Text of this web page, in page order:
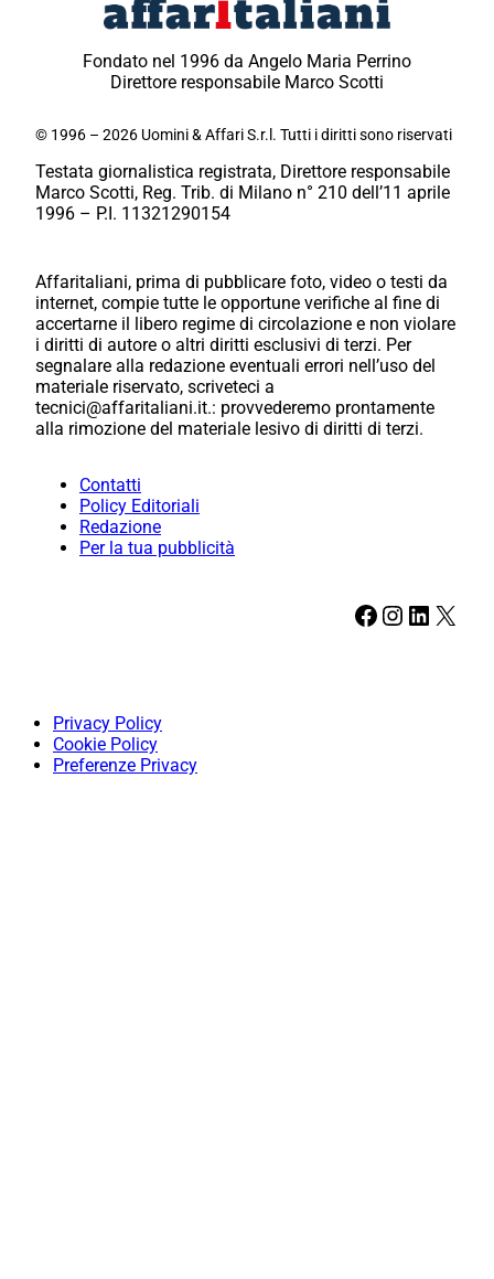
Fondato nel 1996 da Angelo Maria Perrino
Direttore responsabile Marco Scotti
© 1996 – 2026 Uomini & Affari S.r.l. Tutti i diritti sono riservati
Testata giornalistica registrata, Direttore responsabile
Marco Scotti, Reg. Trib. di Milano n° 210 dell’11 aprile
1996 – P.I. 11321290154
Affaritaliani, prima di pubblicare foto, video o testi da
internet, compie tutte le opportune verifiche al fine di
accertarne il libero regime di circolazione e non violare
i diritti di autore o altri diritti esclusivi di terzi. Per
segnalare alla redazione eventuali errori nell’uso del
materiale riservato, scriveteci a
tecnici@affaritaliani.it.: provvederemo prontamente
alla rimozione del materiale lesivo di diritti di terzi.
Contatti
Policy Editoriali
Redazione
Per la tua pubblicità
Facebook Instagram LinkedIn X
Privacy Policy
Cookie Policy
Preferenze Privacy